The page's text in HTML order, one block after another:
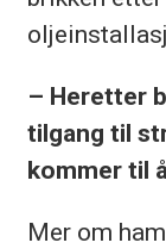
– Heretter
tilgang til
kommer til
Mer om